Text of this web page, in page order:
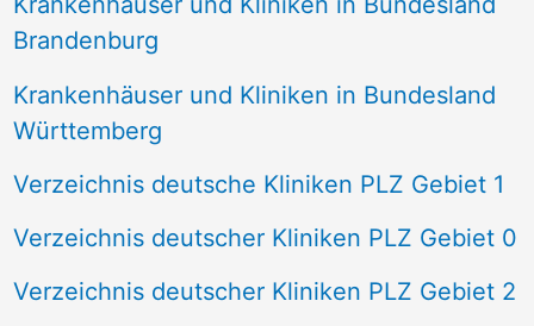
Brandenburg
Krankenhäuser und Kliniken in Bundesland
Württemberg
Verzeichnis deutsche Kliniken PLZ Gebiet 1
Verzeichnis deutscher Kliniken PLZ Gebiet 0
Verzeichnis deutscher Kliniken PLZ Gebiet 2